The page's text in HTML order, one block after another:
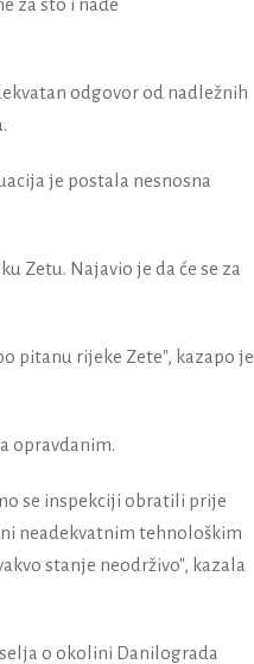
za sto i nađe
odgovor od nadležnih
je postala nesnosna
Zetu. Najavio je da će se za
pitanu rijeke Zete", kazapo je
opravdanim.
se inspekciji obratili prije
neadekvatnim tehnološkim
stanje neodrživo", kazala
o okolini Danilograda